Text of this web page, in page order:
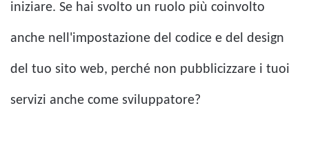
iniziare. Se hai svolto un ruolo più coinvolto
anche nell'impostazione del codice e del design
del tuo sito web, perché non pubblicizzare i tuoi
servizi anche come sviluppatore?